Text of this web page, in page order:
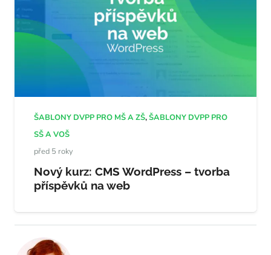
ŠABLONY DVPP PRO MŠ A ZŠ,ŠABLONY DVPP PRO
SŠ A VOŠ
před 5 roky
Nový kurz: CMS WordPress – tvorba
příspěvků na web